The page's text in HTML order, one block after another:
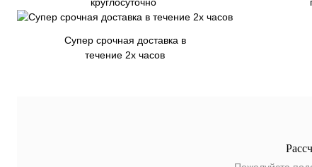
Супер срочная доставка в
течение 2х часов